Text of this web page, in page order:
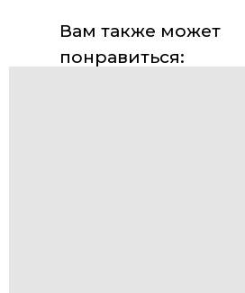
Вам также может
понравиться: